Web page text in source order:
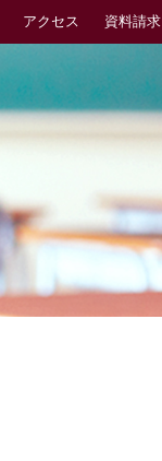
アクセス 資料請求